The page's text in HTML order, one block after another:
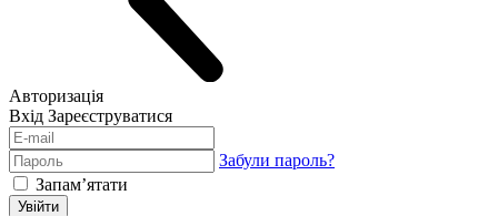
Авторизація
Вхід Зареєструватися
Забули пароль?
Запам’ятати
Увійти